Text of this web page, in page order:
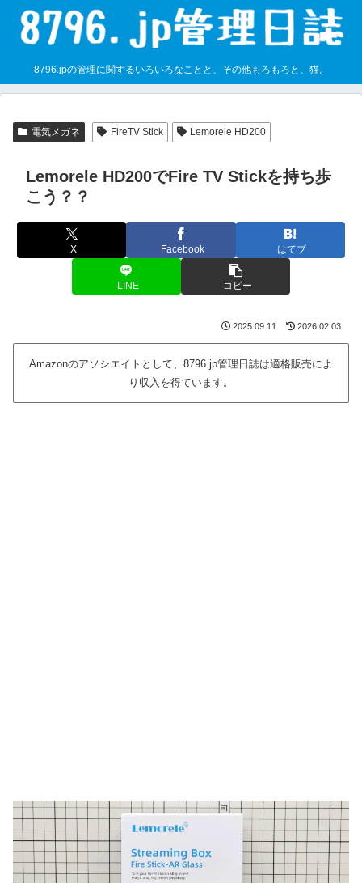
8796.jpの管理に関するいろいろなことと、その他もろもろと、猫。
電気メガネ FireTV Stick Lemorele HD200
Lemorele HD200でFire TV Stickを持ち歩
こう？？
X Facebook はてブ
LINE コピー
2025.09.11 2026.02.03
Amazonのアソシエイトとして、8796.jp管理日誌は適格販売によ
り収入を得ています。